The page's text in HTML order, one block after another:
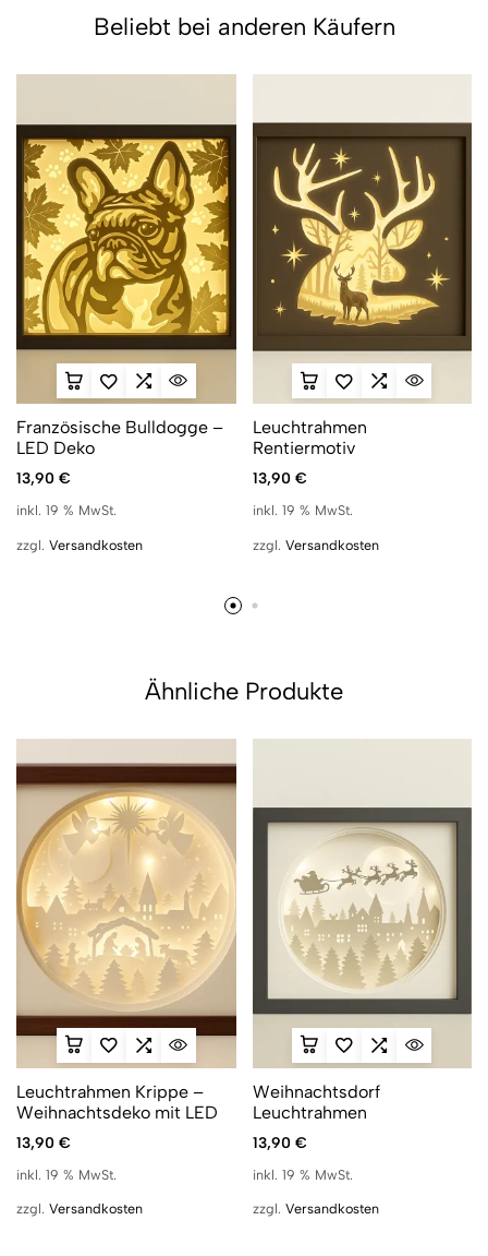
Beliebt bei anderen Käufern
Französische Bulldogge –
LED Deko
13,90 €
inkl. 19 % MwSt.
zzgl. Versandkosten
Leuchtrahmen
Rentiermotiv
13,90 €
inkl. 19 % MwSt.
zzgl. Versandkosten
Ähnliche Produkte
Leuchtrahmen Krippe –
Weihnachtsdeko mit LED
13,90 €
inkl. 19 % MwSt.
zzgl. Versandkosten
Weihnachtsdorf
Leuchtrahmen
13,90 €
inkl. 19 % MwSt.
zzgl. Versandkosten